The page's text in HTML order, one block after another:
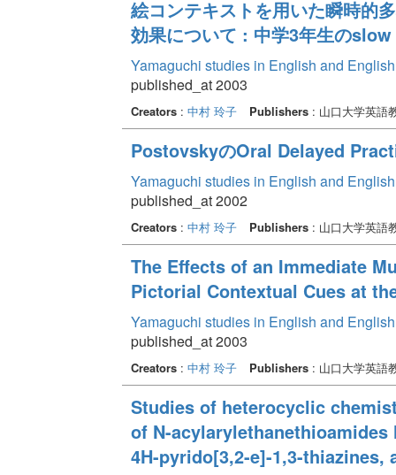
絵コンテキストを用いた瞬時的
効果について : 中学3年生の
Yamaguchi studies in English and
published_at 2003
Creators: 中村 玲子 Publishers: 山口大学英語
PostovskyのOral Delayed
Yamaguchi studies in English and
published_at 2002
Creators: 中村 玲子 Publishers: 山口大学英語
The Effects of an Immediate
Pictorial Contextual Cues at
Yamaguchi studies in English and
published_at 2003
Creators: 中村 玲子 Publishers: 山口大学英語
Studies of heterocyclic
of N-
4H-pyrido[3,2-e]-1,3-thiazines,